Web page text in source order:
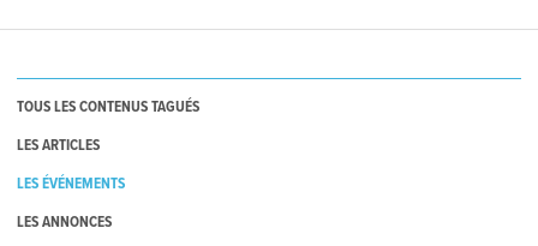
TOUS LES CONTENUS TAGUÉS
LES ARTICLES
LES ÉVÉNEMENTS
LES ANNONCES